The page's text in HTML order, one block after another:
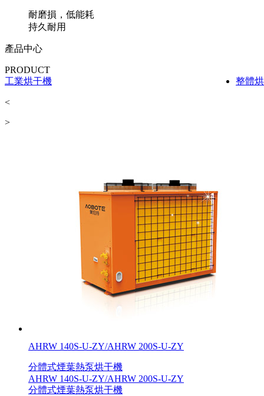
耐磨損，低能耗
持久耐用
產品中心
PRODUCT
整體烘干機
分體
<
>
AHRW 140S-U-ZY/AHRW 200S-U-ZY
分體式煙葉熱泵烘干機
AHRW 140S-U-ZY/AHRW 200S-U-ZY
分體式煙葉熱泵烘干機